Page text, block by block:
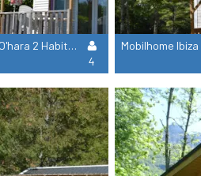
Mobilhome O'hara 2 Habitaciones - Sábado
4